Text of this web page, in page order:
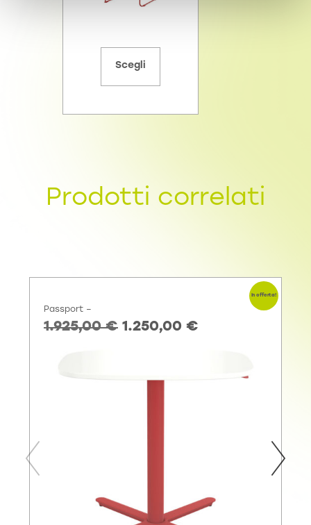
Scegli
Prodotti correlati
Passport –
1.925,00€ 1.250,00 €
In offerta!